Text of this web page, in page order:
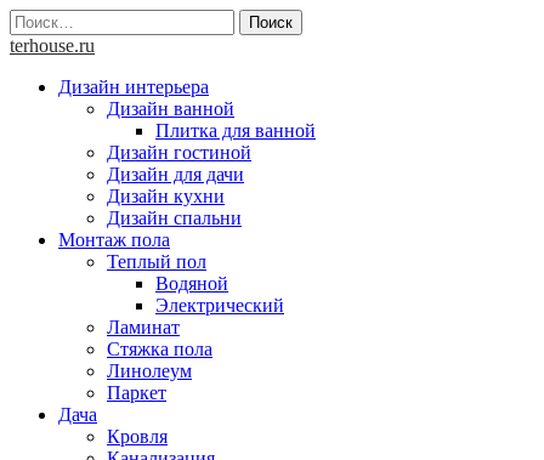
Skip
to
Найти:
terhouse.ru
Дизайн интерьера
Дизайн ванной
Плитка для ванной
Дизайн гостиной
Дизайн для дачи
Дизайн кухни
Дизайн спальни
Монтаж пола
Теплый пол
Водяной
Электрический
Ламинат
Стяжка пола
Линолеум
Паркет
Дача
Кровля